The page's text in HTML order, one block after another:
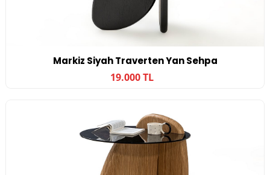
Markiz Siyah Traverten Yan Sehpa
19.000 TL